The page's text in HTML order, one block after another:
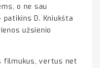
o ne sau
patikins D. Kniukšta
užsienio
filmukus, vertus net